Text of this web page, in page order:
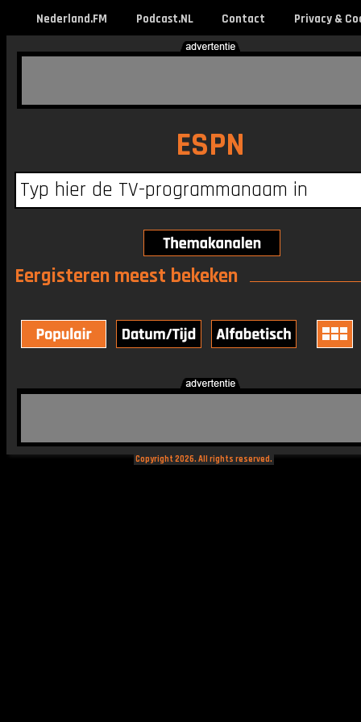
Nederland.FM Podcast.NL Contact Privacy &
ESPN
Eergisteren meest bekeken
Copyright 2026. All rights reserved.